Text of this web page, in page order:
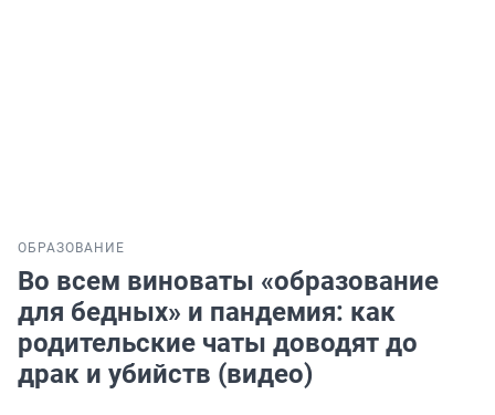
ОБРАЗОВАНИЕ
Во всем виноваты «образование
для бедных» и пандемия: как
родительские чаты доводят до
драк и убийств (видео)